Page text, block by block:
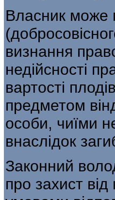
Власник може
визнання
недійсності
вартості
предметом
особи, чиїми
внаслідок
Законний
про захист